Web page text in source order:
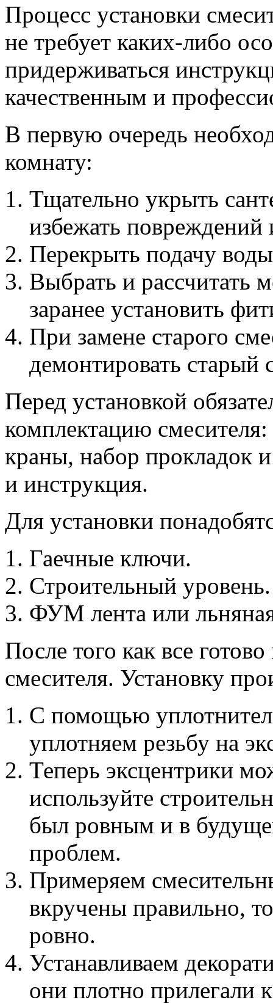
Процесс установки
не требует каких-либо
придерживаться
качественным и
В первую очередь
комнату:
Тщательно укрыть
избежать повреждений
Перекрыть подачу
Выбрать и рассчитать
заранее установить
При замене старого
демонтировать старый
Перед установкой
комплектацию
краны, набор прокладок
и инструкция.
Для установки
Гаечные ключи.
Строительный уровень.
ФУМ лента или
После того как все
смесителя. Установку
С помощью
уплотняем резьбу на
Теперь эксцентрики
используйте
был ровным и в
проблем.
Примеряем
вкручены правильно,
ровно.
Устанавливаем
они плотно прилегали